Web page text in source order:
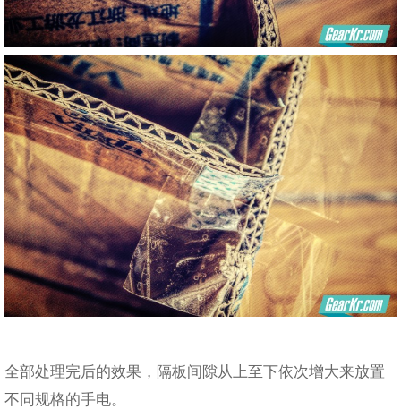
全部处理完后的效果，隔板间隙从上至下依次增大来放置
不同规格的手电。